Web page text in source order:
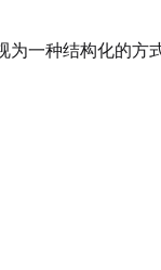
一种结构化的方